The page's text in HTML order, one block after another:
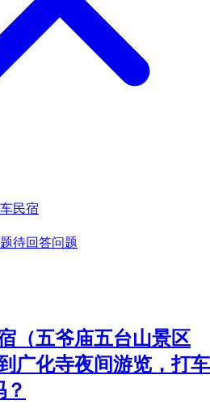
民宿
待回答问题
（五爷庙五台山景区
广化寺夜间游览，打车